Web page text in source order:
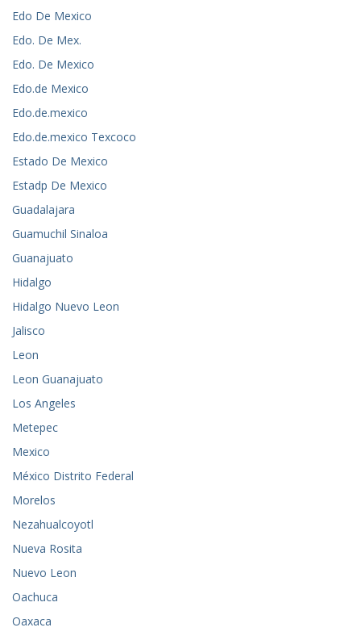
Edo De Mexico
Edo. De Mex.
Edo. De Mexico
Edo.de Mexico
Edo.de.mexico
Edo.de.mexico Texcoco
Estado De Mexico
Estadp De Mexico
Guadalajara
Guamuchil Sinaloa
Guanajuato
Hidalgo
Hidalgo Nuevo Leon
Jalisco
Leon
Leon Guanajuato
Los Angeles
Metepec
Mexico
México Distrito Federal
Morelos
Nezahualcoyotl
Nueva Rosita
Nuevo Leon
Oachuca
Oaxaca